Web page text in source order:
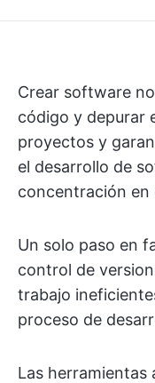
Crear software
código y depurar
proyectos y
el desarrollo de
concentración en
Un solo paso en
control de
trabajo
proceso de
Las